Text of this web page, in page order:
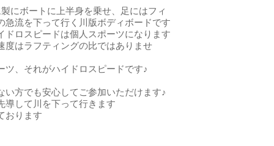
にボートに上半身を乗せ、足にはフィ
流を下って行く川版ボディボードです
ロスピードは個人スポーツになります
度はラフティングの比ではありませ
、それがハイドロスピードです♪
方でも安心してご参加いただけます♪
導して川を下って行きます
おります